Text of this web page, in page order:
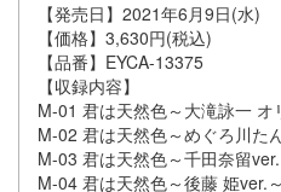
【発売日】2021年6月9日(水)
【価格】3,630円(税込)
【品番】EYCA-13375
【収録内容】
M-01 君は天然色～大滝詠一 オ
M-02 君は天然色～めぐろ川た
M-03 君は天然色～千田奈留ver.
M-04 君は天然色～後藤 姫ver.～